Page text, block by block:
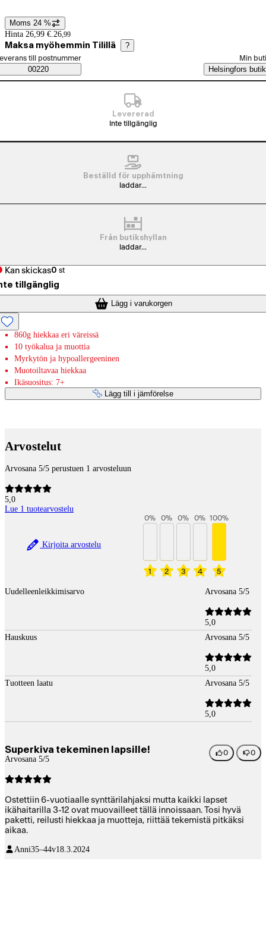
Prisinformation
Moms 24 %
Hinta 26,99 €. 26,99
Maksa myöhemmin Tilillä ?
Saatavuustiedot
beställningssätt
till postnummer
00220
Min
Helsingfors butik
Levererad
Inte tillgänglig
Beställd för upphämtning
laddar...
Från butikshyllan
laddar...
Kan skickas0 st
tillgänglig
Lägg i varukorgen
860g hiekkaa eri väreissä
10 työkalua ja muottia
Myrkytön ja hypoallergeeninen
Muotoiltavaa hiekkaa
Ikäsuositus: 7+
Lägg till i jämförelse
Arvostelut
Arvosana 5/5 perustuen 1 arvosteluun
5,0
Lue 1 tuotearvostelu
Kirjoita arvostelu
1
0%
2
0%
3
0%
4
0%
5
100%
Uudelleenleikkimisarvo Arvosana 5/5
5,0
Hauskuus
Arvosana 5/5
5,0
Tuotteen laatu
Arvosana 5/5
5,0
Superkiva tekeminen lapsille!
Arvosana 5/5
0 0
Ostettiin 6-vuotiaalle synttärilahjaksi mutta kaikki lapset
ikähaitarilla 3-12 ovat muovailleet tällä innoissaan. Tosi hyvä
paketti, reilusti hiekkaa ja muotteja, riittää tekemistä pitkäksi
aikaa.
Anni35–44v18.3.2024